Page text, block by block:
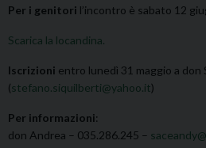
Per i genitori l’incontro è sabato 12
Scarica la locandina.
Iscrizioni entro lunedì 31 maggio a
(stefano.siquilberti@yahoo.it)
Per informazioni:
don Andrea – 035.286.245 –